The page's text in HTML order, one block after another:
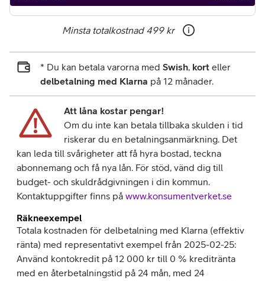
Minsta totalkostnad 499 kr
* Du kan betala varorna med Swish, kort eller
delbetalning med Klarna på 12 månader.
Att låna kostar pengar!
Om du inte kan betala tillbaka skulden i tid
riskerar du en betalningsanmärkning. Det
kan leda till svårigheter att få hyra bostad, teckna
abonnemang och få nya lån. För stöd, vänd dig till
budget- och skuldrådgivningen i din kommun.
Kontaktuppgifter finns på www.konsumentverket.se
Räkneexempel
Totala kostnaden för delbetalning med Klarna (effektiv
ränta) med representativt exempel från 2025-02-25:
Använd kontokredit på 12 000 kr till 0 % kreditränta
med en återbetalningstid på 24 mån, med 24